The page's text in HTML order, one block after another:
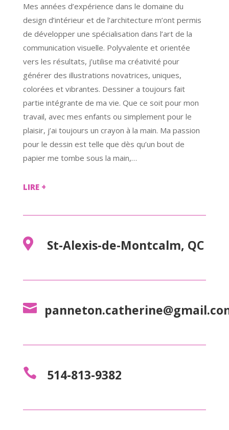
Mes années d’expérience dans le domaine du
design d’intérieur et de l’architecture m’ont permis
de développer une spécialisation dans l’art de la
communication visuelle. Polyvalente et orientée
vers les résultats, j’utilise ma créativité pour
générer des illustrations novatrices, uniques,
colorées et vibrantes. Dessiner a toujours fait
partie intégrante de ma vie. Que ce soit pour mon
travail, avec mes enfants ou simplement pour le
plaisir, j’ai toujours un crayon à la main. Ma passion
pour le dessin est telle que dès qu’un bout de
papier me tombe sous la main,…
LIRE +
 St-Alexis-de-Montcalm, QC

 514-813-9382